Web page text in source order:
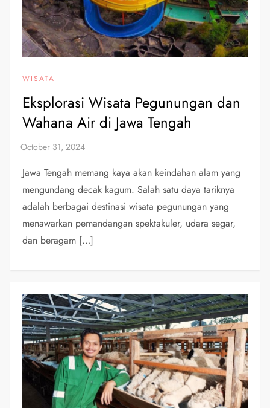
WISATA
Eksplorasi Wisata Pegunungan dan
Wahana Air di Jawa Tengah
Jawa Tengah memang kaya akan keindahan alam yang
mengundang decak kagum. Salah satu daya tariknya
adalah berbagai destinasi wisata pegunungan yang
menawarkan pemandangan spektakuler, udara segar,
dan beragam […]